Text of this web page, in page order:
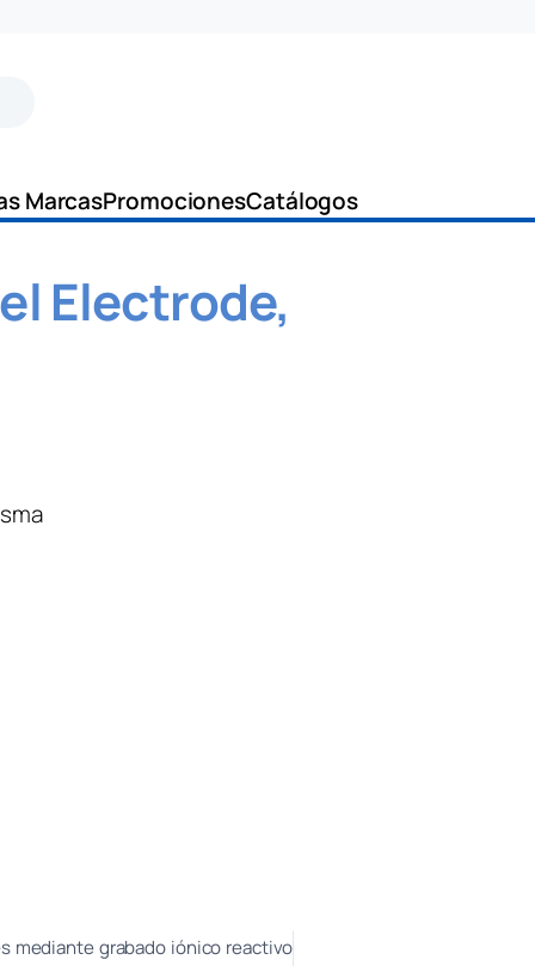
MarcasPromocionesCatálogos
Electrode,
mediante grabado iónico reactivo